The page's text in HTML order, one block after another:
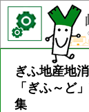
ぎふ地産地
「ぎふ～ど
集